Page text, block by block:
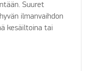
Suuret
ilmanvaihdon
kesäiltoina tai